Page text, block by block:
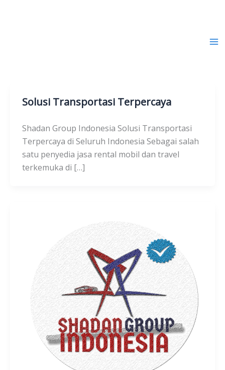
Solusi Transportasi Terpercaya
Shadan Group Indonesia Solusi Transportasi
Terpercaya di Seluruh Indonesia Sebagai salah
satu penyedia jasa rental mobil dan travel
terkemuka di […]